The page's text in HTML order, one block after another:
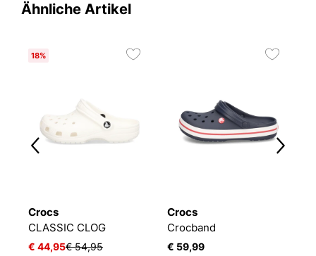
Ähnliche Artikel
18%
Crocs
CLASSIC CLOG
€ 44,95€ 54,95
Crocs
Crocband
€ 59,99